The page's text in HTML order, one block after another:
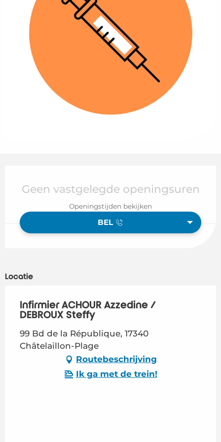
Geen vastgelegde openingsuren
Openingstijden bekijken
BEL
Locatie
Infirmier ACHOUR Azzedine /
DEBROUX Steffy
99 Bd de la République, 17340
Châtelaillon-Plage
Routebeschrijving
Ik ga met de trein!